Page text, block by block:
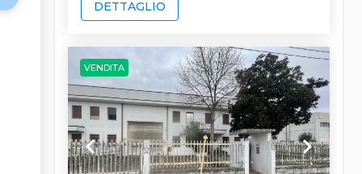
DETTAGLIO
VENDITA
keyboard_arrow_left keyboard_arrow_right